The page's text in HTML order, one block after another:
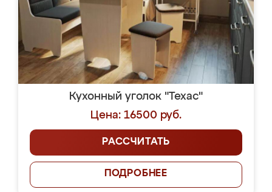
Кухонный уголок "Техас"
Цена: 16500 руб.
РАССЧИТАТЬ
ПОДРОБНЕЕ